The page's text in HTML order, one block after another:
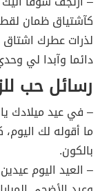
كآشتياق ظمان
لذرات عطرك
دائما وآبدا لي
رسائل حب
– في عيد ميلادك
ما أقوله لك
بالكون.
– العيد اليوم